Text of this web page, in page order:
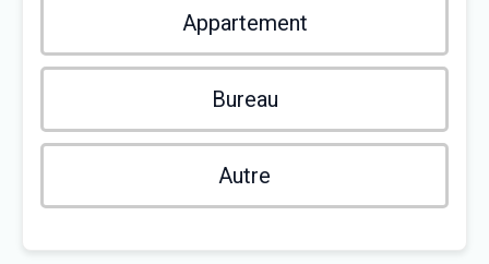
Appartement
Bureau
Autre